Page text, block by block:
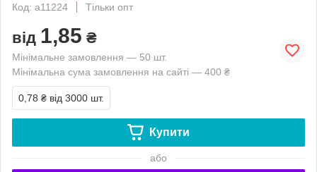
Код: a11224
Тільки опт
від 1,85 ₴
Мінімальне замовлення — 50 шт.
Мінімальна сума замовлення на сайті — 400 ₴
0,78 ₴ від 3000 шт.
Купити
або